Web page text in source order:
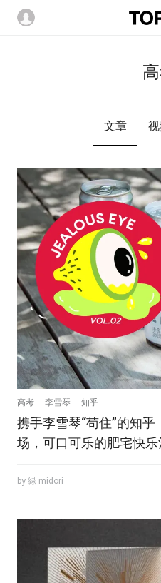
文章
高考 李雪琴 知乎
携手李雪琴“苟住”的知
场，可口可乐的肥宅快
by 緑 midori